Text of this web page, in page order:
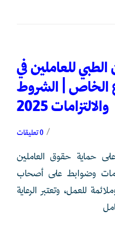
الطبي للعاملين في
الخاص | الشروط
والالتزامات 2025
/ 0 تعليقات
حماية حقوق العاملين
وضوابط على أصحاب
للعمل، وتعتبر الرعاية